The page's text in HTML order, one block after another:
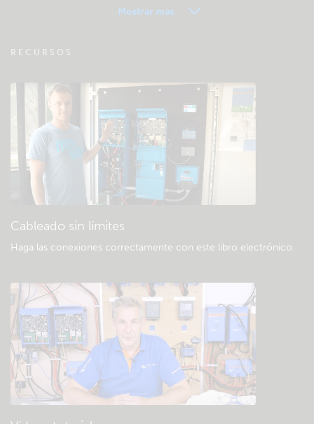
VRM - Preguntas frecuentes sobre
Consulte la base de conocimientos de la
comunidad
Descargas generales y documentación
Mostrar más
RECURSOS
Cableado sin límites
Haga las conexiones correctamente con este libro electrónico.